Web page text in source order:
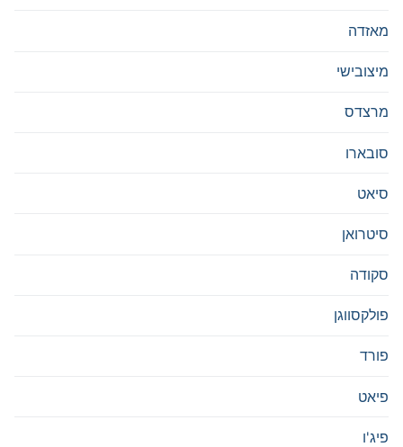
מאזדה
מיצובישי
מרצדס
סובארו
סיאט
סיטרואן
סקודה
פולקסווגן
פורד
פיאט
פיג'ו